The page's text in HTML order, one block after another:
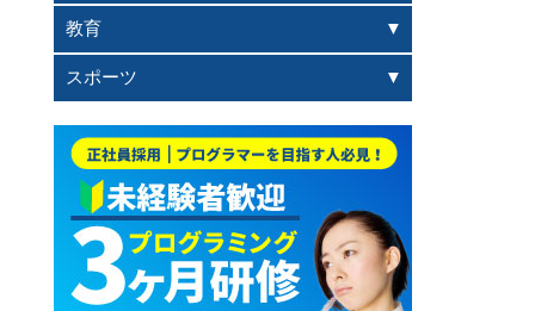
教育
スポーツ